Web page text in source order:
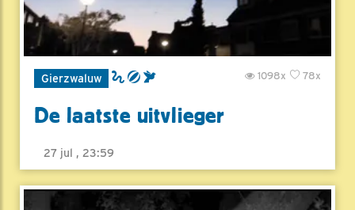
Gierzwaluw 78x
1098x
De laatste uitvlieger
27 jul , 23:59